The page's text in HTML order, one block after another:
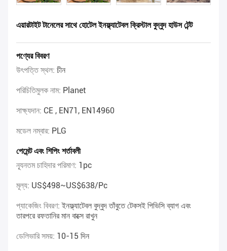
এয়ারটাইট টানেলের সাথে হোটেল ইনফ্ল্যাটেবল ক্রিস্টাল বুদ্বুদ হাউস টেন্ট
পণ্যের বিবরণ
উৎপত্তি স্থল: চীন
পরিচিতিমুলক নাম: Planet
সাক্ষ্যদান: CE , EN71, EN14960
মডেল নম্বার: PLG
পেমেন্ট এবং শিপিং শর্তাবলী
ন্যূনতম চাহিদার পরিমাণ: 1pc
মূল্য: US$498~US$638/pc
প্যাকেজিং বিবরণ:ইনফ্ল্যাটেবল বুদ্বুদ তাঁবুতে টেকসই পিভিসি ব্যাগ এবং
তারপরে রফতানির মান বাক্সে রাখুন
ডেলিভারি সময়: 10-15 দিন